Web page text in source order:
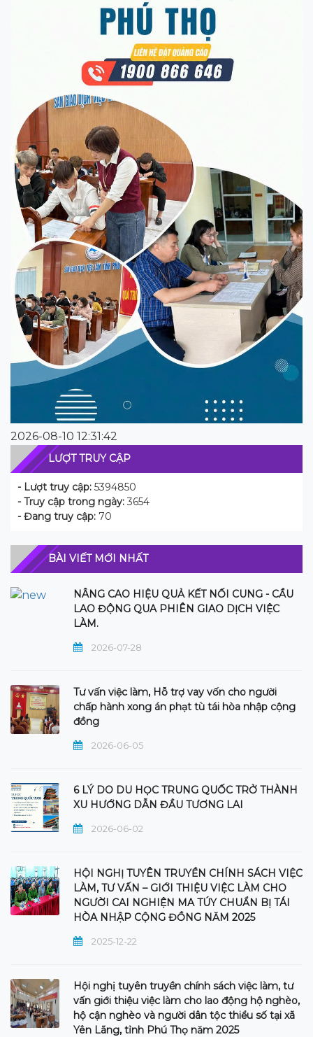
2026-08-10 12:31:42
LƯỢT TRUY CẬP
- Lượt truy cập: 5394850
- Truy cập trong ngày: 3654
- Đang truy cập: 70
BÀI VIẾT MỚI NHẤT
NÂNG CAO HIỆU QUẢ KẾT NỐI CUNG - CẦU
LAO ĐỘNG QUA PHIÊN GIAO DỊCH VIỆC
LÀM.
2026-07-28
Tư vấn việc làm, Hỗ trợ vay vốn cho người
chấp hành xong án phạt tù tái hòa nhập cộng
đồng
2026-06-05
6 LÝ DO DU HỌC TRUNG QUỐC TRỞ THÀNH
XU HƯỚNG DẪN ĐẦU TƯƠNG LAI
2026-06-02
HỘI NGHỊ TUYÊN TRUYỀN CHÍNH SÁCH VIỆC
LÀM, TƯ VẤN – GIỚI THIỆU VIỆC LÀM CHO
NGƯỜI CAI NGHIỆN MA TÚY CHUẨN BỊ TÁI
HÒA NHẬP CỘNG ĐỒNG NĂM 2025
2025-12-22
Hội nghị tuyên truyền chính sách việc làm, tư
vấn giới thiệu việc làm cho lao động hộ nghèo,
hộ cận nghèo và người dân tộc thiểu số tại xã
Yên Lãng, tỉnh Phú Thọ năm 2025